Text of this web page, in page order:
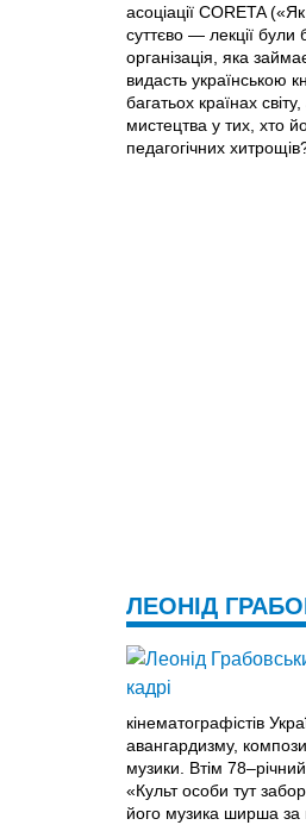
асоціації CORETA
суттєво — лекції
організація, яка
видасть українською
багатьох країнах
мистецтва у тих, хто
педагогічних
ЛЕОНІД
кінематографістів
авангардизму,
музики. Втім
«Культ особи тут
його музика ширша за